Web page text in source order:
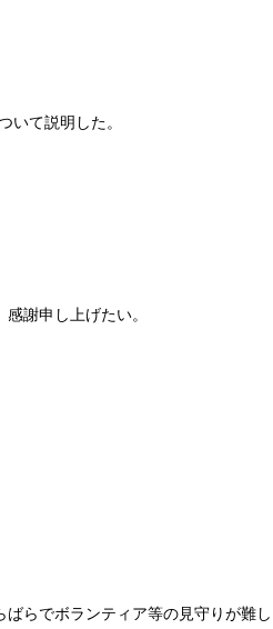
いて説明した。
謝申し上げたい。
らでボランティア等の見守りが難し